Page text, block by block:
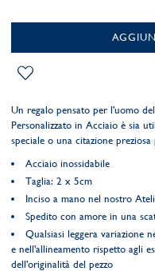
Un regalo pensato per l'uomo
Personalizzato in Acciaio è sia
speciale o una citazione
Acciaio inossidabile
Taglia: 2 x 5cm
Inciso a mano nel nostro
Spedito con amore in una
Qualsiasi leggera variazione
e nell'allineamento rispetto agli
dell'originalità del pezzo